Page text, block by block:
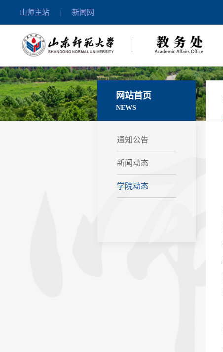
山师主站 | 新闻网
网站首页
NEWS
通知公告
新闻动态
学院动态